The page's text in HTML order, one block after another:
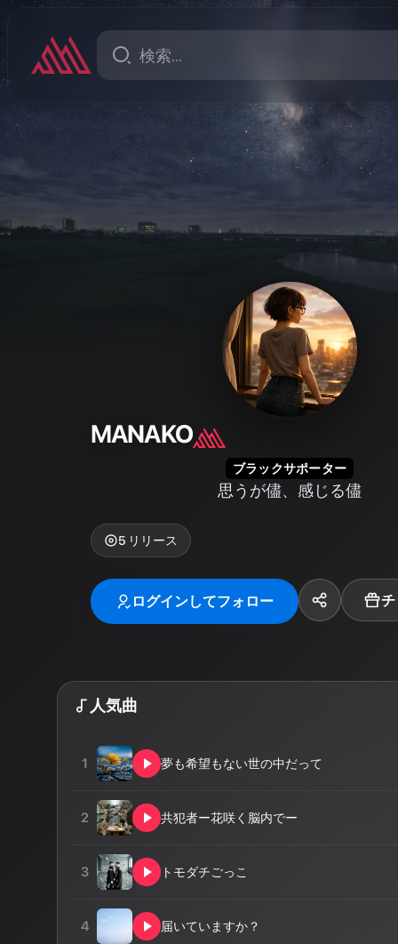
MANAKO
ブラックサポーター
思うが儘、感じる儘
5 リリース
ログインしてフォロー
人気曲
1 夢も希望もない世の中だって
2 共犯者ー花咲く脳内でー
3 トモダチごっこ
4 届いていますか？